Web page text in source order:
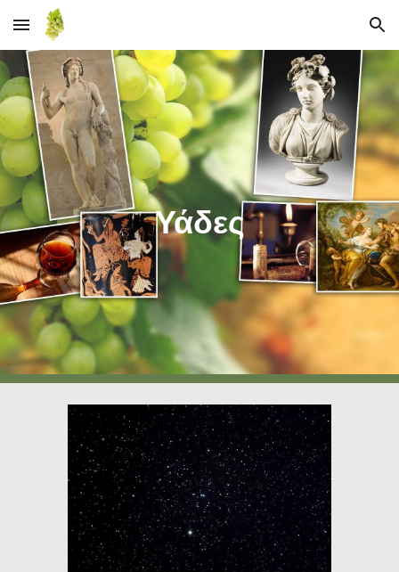
Skip to main content Skip to navigation
Υάδες